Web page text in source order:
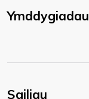
Ymddygiadau
Sgiliau